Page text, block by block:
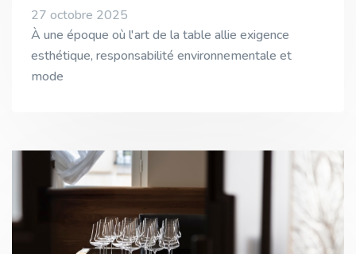
27 octobre 2025
À une époque où l'art de la table allie exigence
esthétique, responsabilité environnementale et
mode